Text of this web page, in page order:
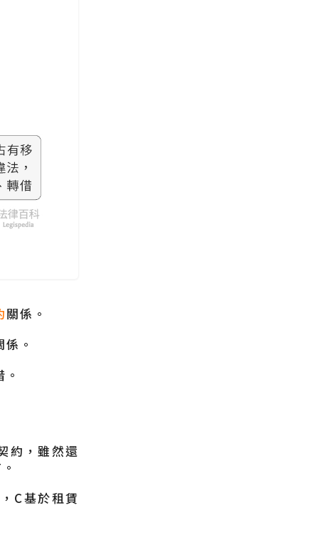
關係。
。
。
約，雖然還
，C基於租賃